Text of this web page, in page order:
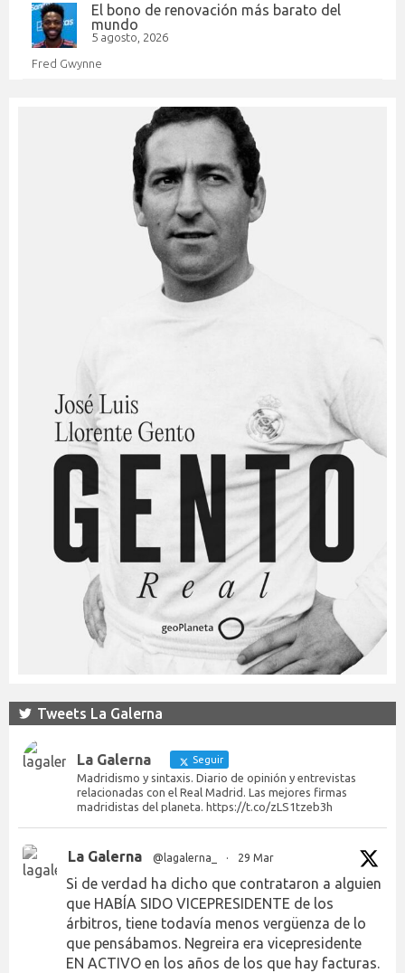
El bono de renovación más barato del
mundo
5 agosto, 2026
Fred Gwynne
Tweets La Galerna
La Galerna Seguir
Madridismo y sintaxis. Diario de opinión y entrevistas
relacionadas con el Real Madrid. Las mejores firmas
madridistas del planeta. https://t.co/zLS1tzeb3h
La Galerna @lagalerna_ · 29 Mar
Si de verdad ha dicho que contrataron a alguien
que HABÍA SIDO VICEPRESIDENTE de los
árbitros, tiene todavía menos vergüenza de lo
que pensábamos. Negreira era vicepresidente
EN ACTIVO en los años de los que hay facturas.